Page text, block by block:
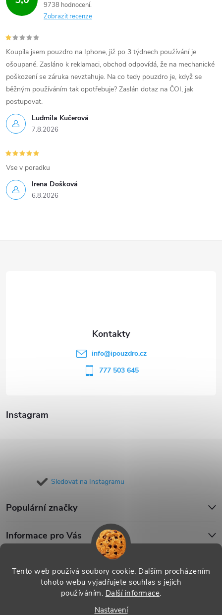
Tento web používá soubory cookie. Dalším procházením
tohoto webu vyjadřujete souhlas s jejich
používáním. Další informace.
Nastavení
9738 hodnocení
Zobrazit recenze
Ludmila Kučerová
7.8.2026
Koupila jsem pouzdro na Iphone, již po 3 týdnech používání je
ošoupané. Zasláno k reklamaci, obchod odpovídá, že na mechanické
poškození se záruka nevztahuje. Na co tedy pouzdro je, když se
běžným používáním tak opotřebuje? Zaslán dotaz na ČOI, jak
postupovat.
Irena Došková
6.8.2026
Vse v poradku
Instagram
Sledovat na Instagramu
Populární značky
Informace pro Vás
info@ipouzdro.cz
777 503 645
Copyright 2026 . Všechna práva vyhrazena.
nastavení cookies